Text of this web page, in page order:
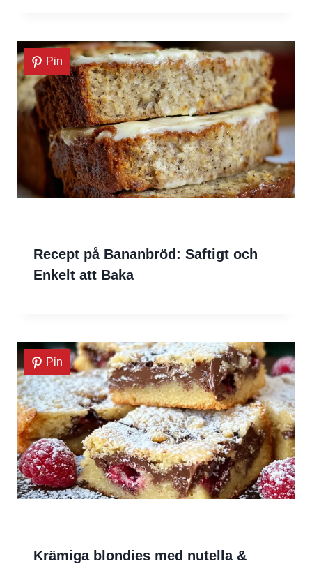
Pin
Recept på Bananbröd: Saftigt och
Enkelt att Baka
Pin
Krämiga blondies med nutella &